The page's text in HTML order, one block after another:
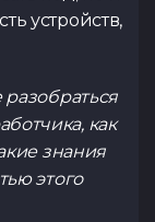
устройств,
разобраться
как
знания
этого
на
оферты